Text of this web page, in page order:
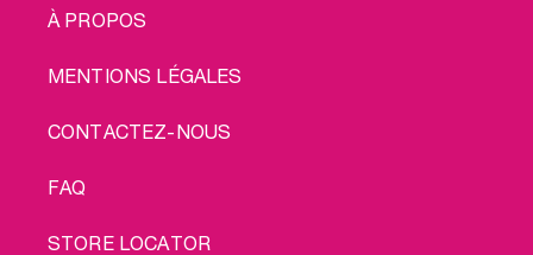
LEGAL
À PROPOS
MENTIONS LÉGALES
CONTACTEZ-NOUS
FAQ
STORE LOCATOR